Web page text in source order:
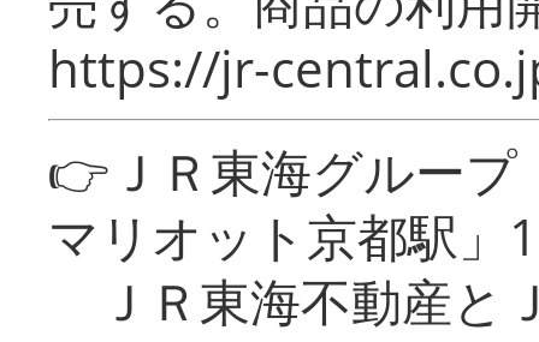
https://jr-
👉ＪＲ東海グルー
マリオット京都駅」
ＪＲ東海不動産と